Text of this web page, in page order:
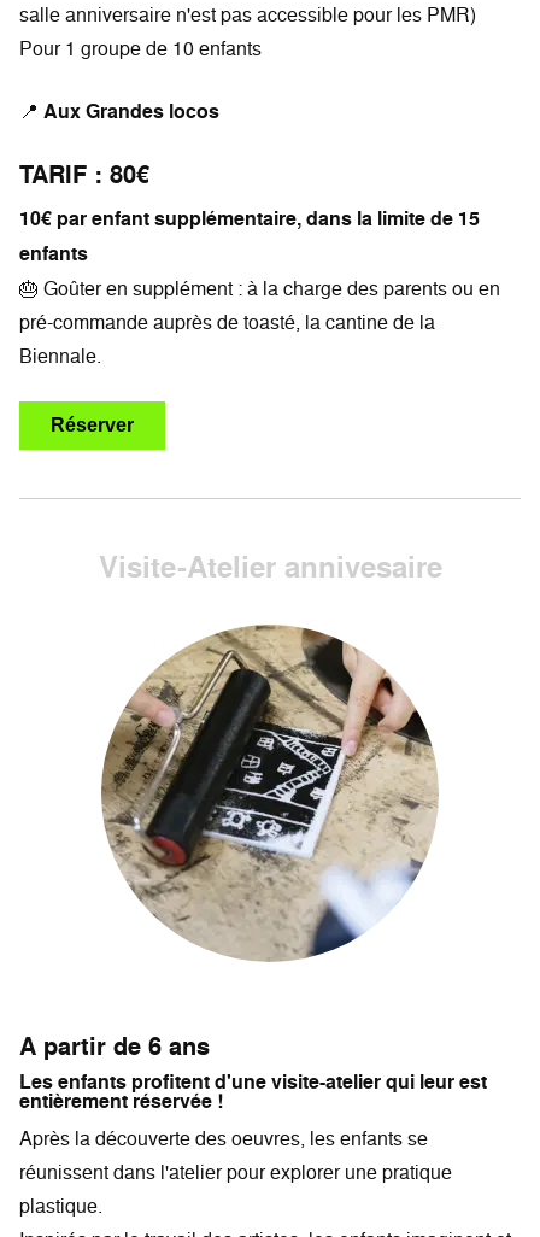
salle anniversaire n'est pas accessible pour les PMR)
Pour 1 groupe de 10 enfants
📍 Aux Grandes locos
TARIF : 80€
10€ par enfant supplémentaire, dans la limite de 15
enfants
🎂 Goûter en supplément : à la charge des parents ou en
pré-commande auprès de toasté, la cantine de la
Biennale.
Réserver
Visite-Atelier annivesaire
A partir de 6 ans
Les enfants profitent d'une visite-atelier qui leur est
entièrement réservée !
Après la découverte des oeuvres, les enfants se
réunissent dans l'atelier pour explorer une pratique
plastique.